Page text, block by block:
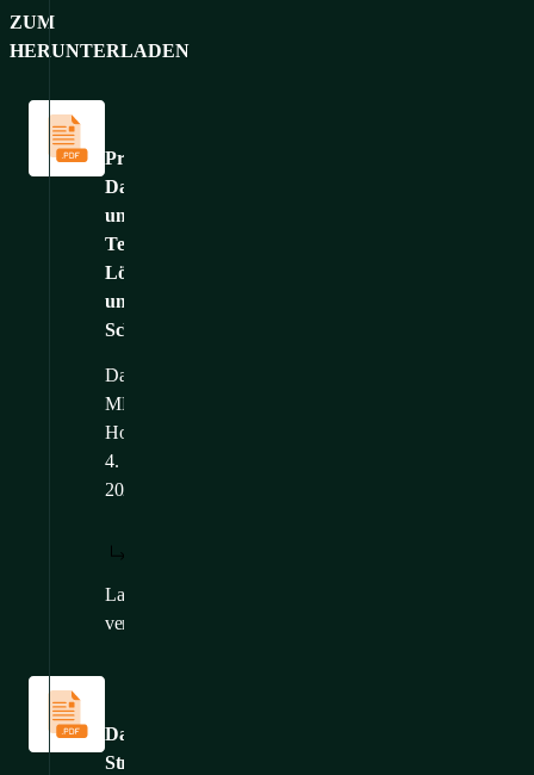
ZUM
HERUNTERLADEN
Produktkatalog:
Daten
und
Telekommunikation
Lösungen
und
Schränke
Kataloge
und
Broschüren
Dateigröße: 54,33
MB
Hochgeladen: 1.
4.
2026
Language
versions:
Datenblatt:
Stromverteilungsgeräte
Datenblätter